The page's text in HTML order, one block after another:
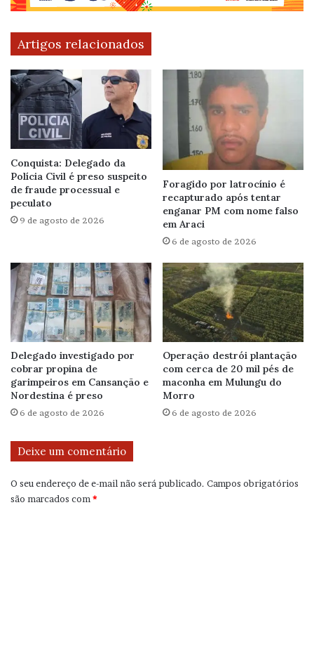
Artigos relacionados
Conquista: Delegado da
Polícia Civil é preso suspeito
de fraude processual e
peculato
9 de agosto de 2026
Foragido por latrocínio é
recapturado após tentar
enganar PM com nome falso
em Araci
6 de agosto de 2026
Delegado investigado por
cobrar propina de
garimpeiros em Cansanção e
Nordestina é preso
6 de agosto de 2026
Operação destrói plantação
com cerca de 20 mil pés de
maconha em Mulungu do
Morro
6 de agosto de 2026
Deixe um comentário
O seu endereço de e-mail não será publicado. Campos obrigatórios
são marcados com *